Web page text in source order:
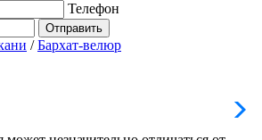
Телефон
Отправить
/ Бархат-велюр